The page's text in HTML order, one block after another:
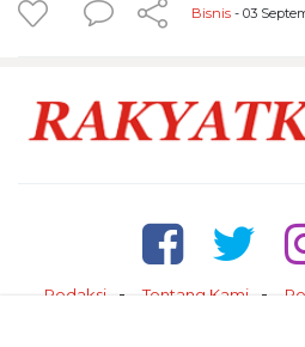
Bisnis - 03
Redaksi Tentang Kami